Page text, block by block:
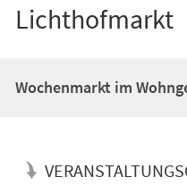
Lichthofmarkt
Wochenmarkt im